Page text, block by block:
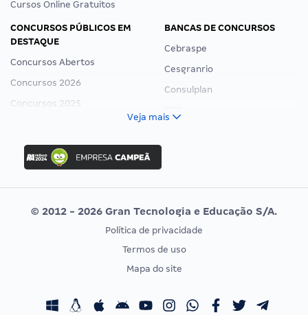
Cursos Online Gratuitos
CONCURSOS PÚBLICOS EM
DESTAQUE
Concursos Abertos
Concursos 2026
Concursos 2025
Concurso Ibama
Concurso MPU
Editais publicados
BANCAS DE CONCURSOS
Cebraspe
Cesgranrio
Consulplan
Vunesp
CONCURSOS POR PROFISSÃO
Concursos Fiscais
EXAME DE ORDEM
Calendário OAB
Veja mais
© 2012 - 2026 Gran Tecnologia e Educação S/A.
Política de privacidade
Termos de uso
Mapa do site